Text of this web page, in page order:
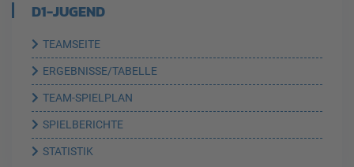
D1-JUGEND
TEAMSEITE
ERGEBNISSE/TABELLE
TEAM-SPIELPLAN
SPIELBERICHTE
STATISTIK